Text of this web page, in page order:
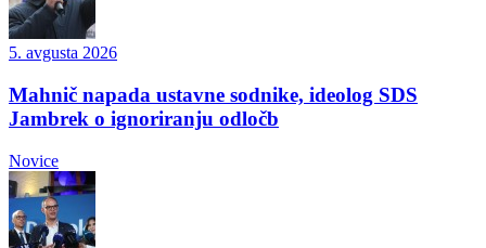
5. avgusta 2026
Mahnič napada ustavne sodnike, ideolog SDS
Jambrek o ignoriranju odločb
Novice